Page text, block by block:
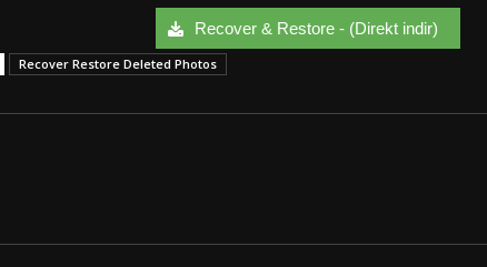
Recover & Restore - (Direkt indir)
Recover Restore Deleted Photos